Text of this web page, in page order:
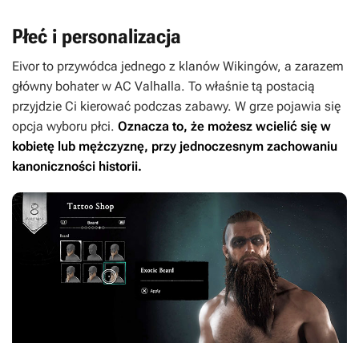
Płeć i personalizacja
Eivor to przywódca jednego z klanów Wikingów, a zarazem
główny bohater w AC Valhalla. To właśnie tą postacią
przyjdzie Ci kierować podczas zabawy. W grze pojawia się
opcja wyboru płci. Oznacza to, że możesz wcielić się w
kobietę lub mężczyznę, przy jednoczesnym zachowaniu
kanoniczności historii.